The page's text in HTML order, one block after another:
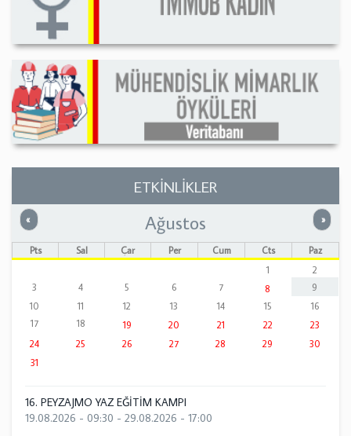
ETKİNLİKLER
« Önceki »
Ağustos
Pts Sal Çar Per Cum Cts
Paz
1
2
3
4 5 6 7 8
9
10
11 12 13 14 15
16
17
18 19 20 21 22
23
24
25 26 27 28 29
30
31
16. PEYZAJMO YAZ EĞİTİM KAMPI
19.08.2026 - 09:30 - 29.08.2026 - 17:00